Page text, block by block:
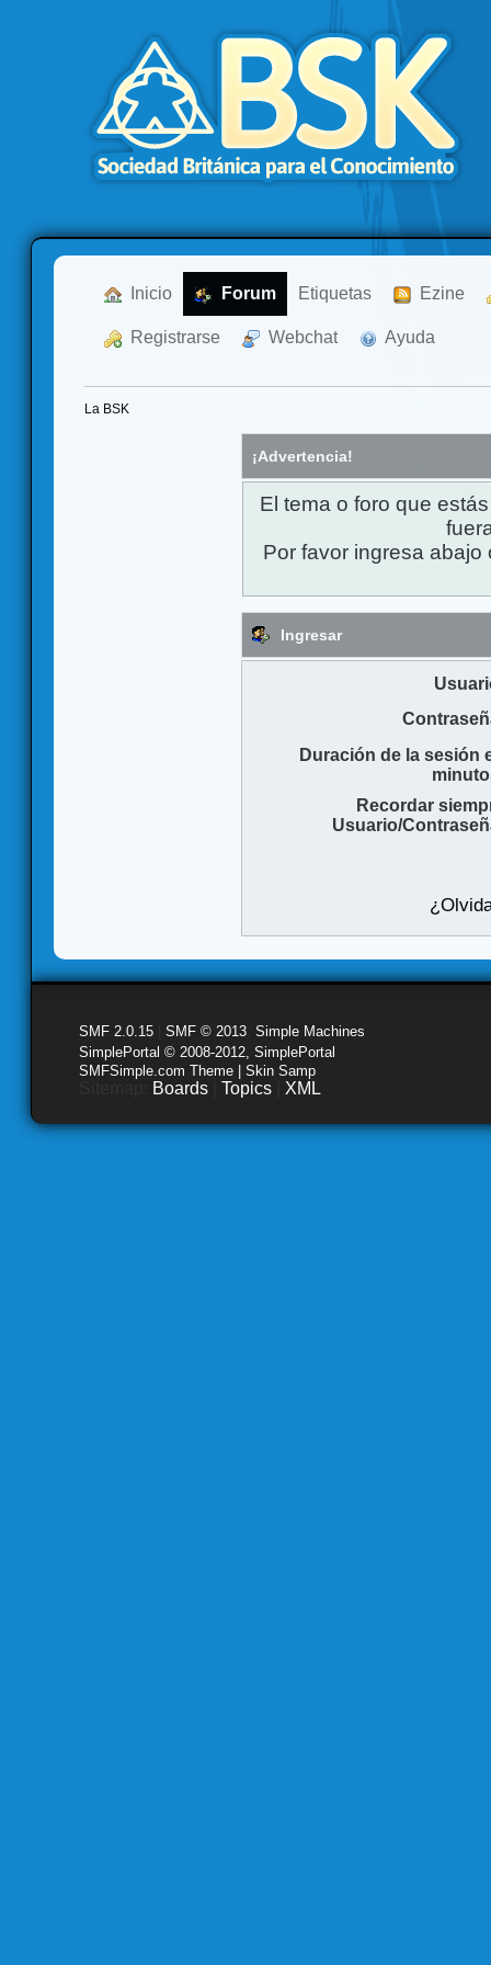
Inicio Forum Etiquetas Ezine
Registrarse Webchat Ayuda
La BSK
¡Advertencia!
El tema o foro que
Por favor ingresa
Ingresar
Duración de la sesión
Recordar
Usuario/
SMF 2.0.15 SMF © 2013 Simple Machines
SimplePortal © 2008-2012, SimplePortal
SMFSimple.com Theme | Skin Samp
Boards Topics XML